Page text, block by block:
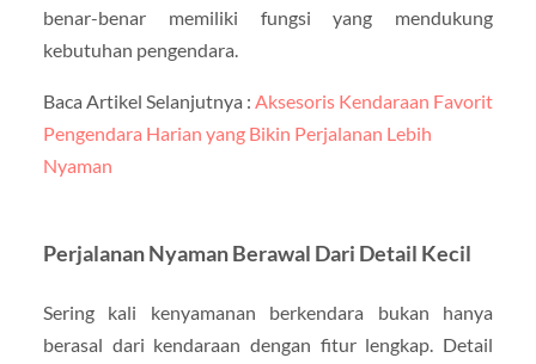
benar-benar memiliki fungsi yang mendukung
kebutuhan pengendara.
Baca Artikel Selanjutnya : Aksesoris Kendaraan Favorit
Pengendara Harian yang Bikin Perjalanan Lebih
Nyaman
Perjalanan Nyaman Berawal Dari Detail Kecil
Sering kali kenyamanan berkendara bukan hanya
berasal dari kendaraan dengan fitur lengkap. Detail